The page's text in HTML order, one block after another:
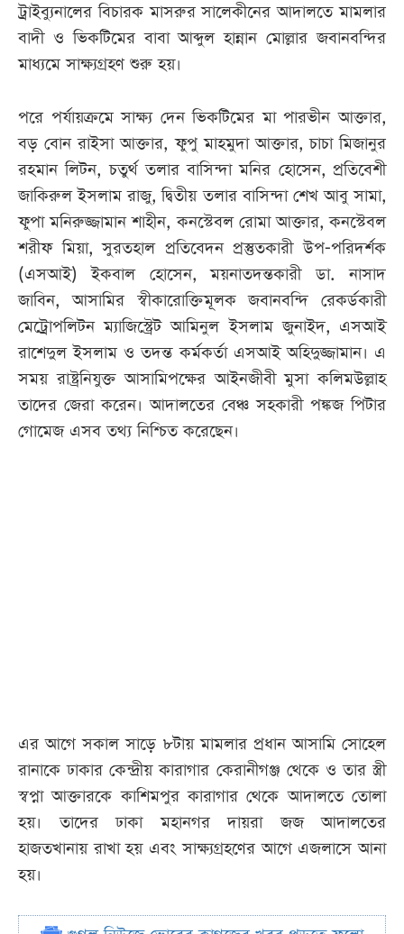
ট্রাইব্যুনালের বিচারক মাসরুর সালেকীনের আদালতে মামলার
বাদী ও ভিকটিমের বাবা আব্দুল হান্নান মোল্লার জবানবন্দির
মাধ্যমে সাক্ষ্যগ্রহণ শুরু হয়।
পরে পর্যায়ক্রমে সাক্ষ্য দেন ভিকটিমের মা পারভীন আক্তার,
বড় বোন রাইসা আক্তার, ফুপু মাহমুদা আক্তার, চাচা মিজানুর
রহমান লিটন, চতুর্থ তলার বাসিন্দা মনির হোসেন, প্রতিবেশী
জাকিরুল ইসলাম রাজু, দ্বিতীয় তলার বাসিন্দা শেখ আবু সামা,
ফুপা মনিরুজ্জামান শাহীন, কনস্টেবল রোমা আক্তার, কনস্টেবল
শরীফ মিয়া, সুরতহাল প্রতিবেদন প্রস্তুতকারী উপ-পরিদর্শক
(এসআই) ইকবাল হোসেন, ময়নাতদন্তকারী ডা. নাসাদ
জাবিন, আসামির স্বীকারোক্তিমূলক জবানবন্দি রেকর্ডকারী
মেট্রোপলিটন ম্যাজিস্ট্রেট আমিনুল ইসলাম জুনাইদ, এসআই
রাশেদুল ইসলাম ও তদন্ত কর্মকর্তা এসআই অহিদুজ্জামান। এ
সময় রাষ্ট্রনিযুক্ত আসামিপক্ষের আইনজীবী মুসা কলিমউল্লাহ
তাদের জেরা করেন। আদালতের বেঞ্চ সহকারী পঙ্কজ পিটার
গোমেজ এসব তথ্য নিশ্চিত করেছেন।
এর আগে সকাল সাড়ে ৮টায় মামলার প্রধান আসামি সোহেল
রানাকে ঢাকার কেন্দ্রীয় কারাগার কেরানীগঞ্জ থেকে ও তার স্ত্রী
স্বপ্না আক্তারকে কাশিমপুর কারাগার থেকে আদালতে তোলা
হয়। তাদের ঢাকা মহানগর দায়রা জজ আদালতের
হাজতখানায় রাখা হয় এবং সাক্ষ্যগ্রহণের আগে এজলাসে আনা
হয়।